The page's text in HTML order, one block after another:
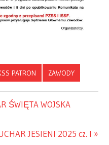
PATRON ZAWODY
ŚWIĘTA WOJSKA
JESIENI 2025 cz. I